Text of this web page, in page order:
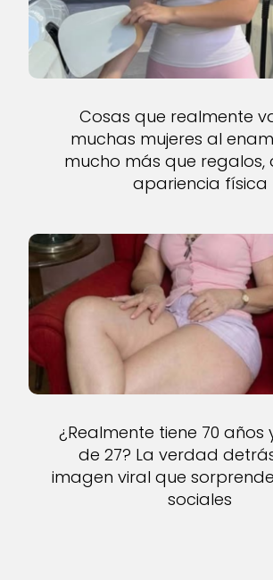
Cosas que realmente
muchas mujeres al
mucho más que regalos,
apariencia física
¿Realmente tiene 70 años
de 27? La verdad
imagen viral que
sociales